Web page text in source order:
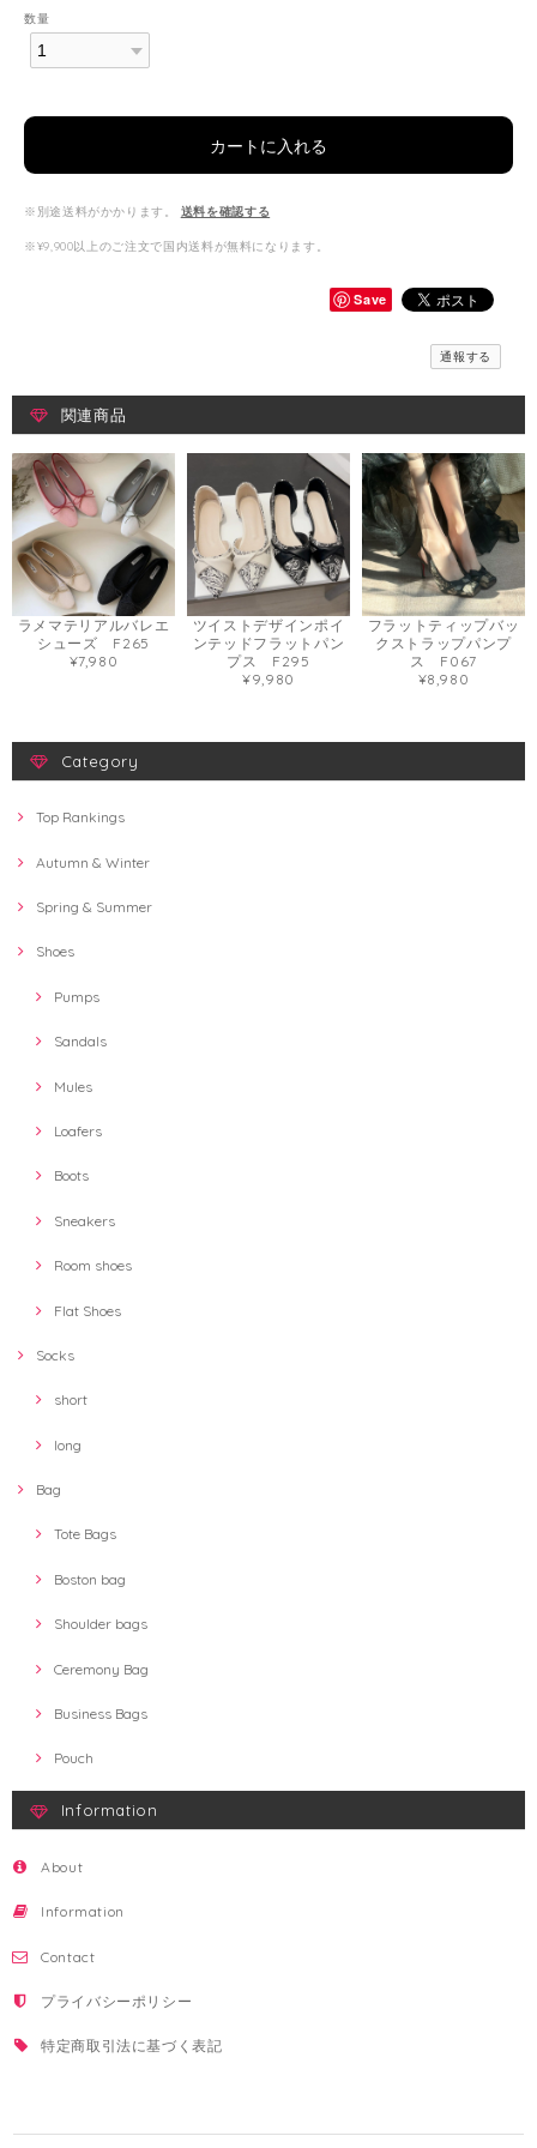
数量
カートに入れる
※別途送料がかかります。 送料を確認する
※¥9,900以上のご注文で国内送料が無料になります。
Save
通報する
関連商品
ラメマテリアルバレエ
シューズ F265
¥7,980
ツイストデザインポイ
ンテッドフラットパン
プス F295
¥9,980
フラットティップバッ
クストラップパンプ
ス F067
¥8,980
Category
Top Rankings
Autumn & Winter
Spring & Summer
Shoes
Pumps
Sandals
Mules
Loafers
Boots
Sneakers
Room shoes
Flat Shoes
Socks
short
long
Bag
Tote Bags
Boston bag
Shoulder bags
Ceremony Bag
Business Bags
Pouch
Information
About
Information
Contact
プライバシーポリシー
特定商取引法に基づく表記